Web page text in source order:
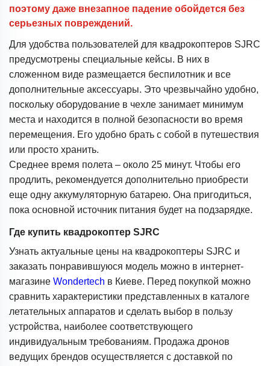
поэтому даже внезапное падение обойдется без
серьезных повреждений.
Для удобства пользователей для квадрокоптеров SJRC
предусмотрены специальные кейсы. В них в
сложенном виде размещается беспилотник и все
дополнительные аксессуары. Это чрезвычайно удобно,
поскольку оборудование в чехле занимает минимум
места и находится в полной безопасности во время
перемещения. Его удобно брать с собой в путешествия
или просто хранить.
Среднее время полета – около 25 минут. Чтобы его
продлить, рекомендуется дополнительно приобрести
еще одну аккумуляторную батарею. Она пригодиться,
пока основной источник питания будет на подзарядке.
Где купить квадрокоптер SJRC
Узнать актуальные цены на квадрокоптеры SJRC и
заказать понравившуюся модель можно в интернет-
магазине Wondertech в Киеве. Перед покупкой можно
сравнить характеристики представленных в каталоге
летательных аппаратов и сделать выбор в пользу
устройства, наиболее соответствующего
индивидуальным требованиям. Продажа дронов
ведущих брендов осуществляется с доставкой по